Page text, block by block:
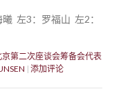
左3：罗福山 左2：
第二次座谈会筹备会代表
添加评论